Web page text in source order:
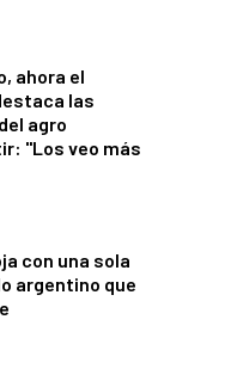
ahora el
las
agro
"Los veo más
con una sola
argentino que